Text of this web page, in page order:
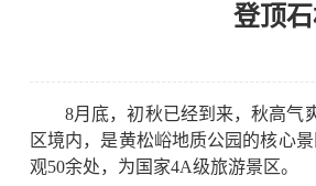
登顶
8月底，初秋已经到来，秋高气
区境内，是黄松峪地质公园的核心
观50余处，为 国家4A级旅游景区。